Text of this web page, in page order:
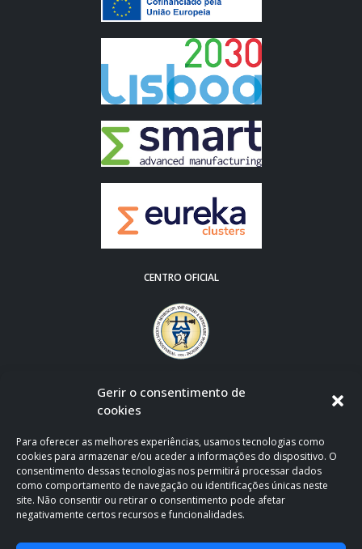
Gerir o consentimento de
cookies
Para oferecer as melhores experiências, usamos tecnologias como
cookies para armazenar e/ou aceder a informações do dispositivo. O
consentimento dessas tecnologias nos permitirá processar dados
como comportamento de navegação ou identificações únicas neste
site. Não consentir ou retirar o consentimento pode afetar
negativamente certos recursos e funcionalidades.
CENTRO OFICIAL